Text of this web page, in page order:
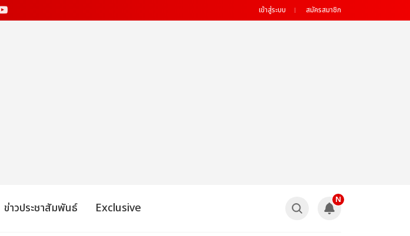
เข้าสู่ระบบ สมัครสมาชิก
ข่าวประชาสัมพันธ์ Exclusive
N